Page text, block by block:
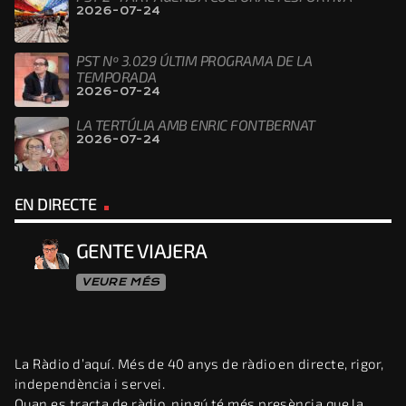
2026-07-24
PST Nº 3.029 ÚLTIM PROGRAMA DE LA
TEMPORADA
2026-07-24
LA TERTÚLIA AMB ENRIC FONTBERNAT
2026-07-24
EN DIRECTE
GENTE VIAJERA
VEURE MÉS
La Ràdio d’aquí. Més de 40 anys de ràdio en directe, rigor,
independència i servei.